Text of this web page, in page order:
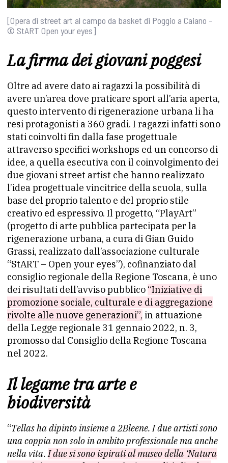
[Opera di street art al campo da basket di Poggio a Caiano –
© StART Open your eyes]
La firma dei giovani poggesi
Oltre ad avere dato ai ragazzi la possibilità di
avere un’area dove praticare sport all’aria aperta,
questo intervento di rigenerazione urbana li ha
resi protagonisti a 360 gradi. I ragazzi infatti sono
stati coinvolti fin dalla fase progettuale
attraverso specifici workshops ed un concorso di
idee, a quella esecutiva con il coinvolgimento dei
due giovani street artist che hanno realizzato
l’idea progettuale vincitrice della scuola, sulla
base del proprio talento e del proprio stile
creativo ed espressivo. Il progetto, “PlayArt”
(progetto di arte pubblica partecipata per la
rigenerazione urbana, a cura di Gian Guido
Grassi, realizzato dall’associazione culturale
“StART – Open your eyes”), cofinanziato dal
consiglio regionale della Regione Toscana, è uno
dei risultati dell’avviso pubblico “Iniziative di
promozione sociale, culturale e di aggregazione
rivolte alle nuove generazioni”, in attuazione
della Legge regionale 31 gennaio 2022, n. 3,
promosso dal Consiglio della Regione Toscana
nel 2022.
Il legame tra arte e
biodiversità
“Tellas ha dipinto insieme a 2Bleene. I due artisti sono
una coppia non solo in ambito professionale ma anche
nella vita.I due si sono ispirati al museo della ‘Natura